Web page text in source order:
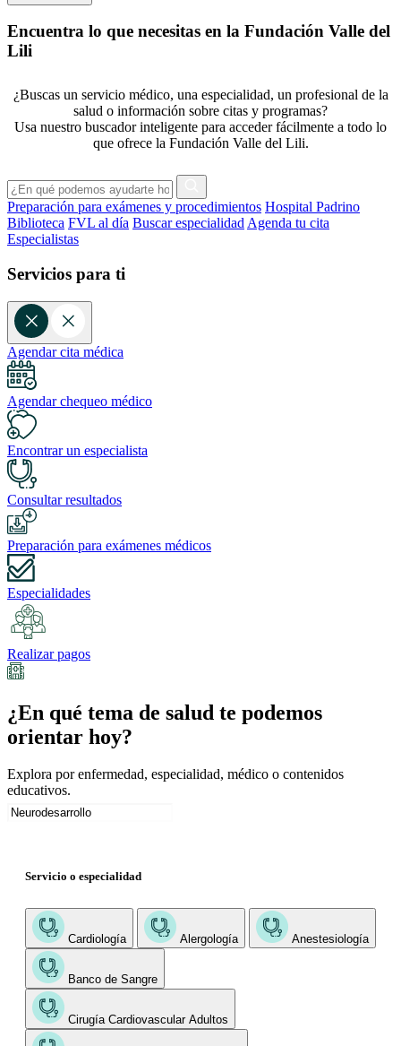
Encuentra lo que necesitas en la Fundación Valle del
Lili
¿Buscas un servicio médico, una especialidad, un profesional de la
salud o información sobre citas y programas?
Usa nuestro buscador inteligente para acceder fácilmente a todo lo
que ofrece la Fundación Valle del Lili.
Preparación para exámenes y procedimientos Hospital Padrino
Biblioteca FVL al día Buscar especialidad Agenda tu cita
Especialistas
Servicios para ti
Agendar cita médica
Agendar chequeo médico
Encontrar un especialista
Consultar resultados
Preparación para exámenes médicos
Especialidades
Realizar pagos
¿En qué tema de salud te podemos
orientar hoy?
Explora por enfermedad, especialidad, médico o contenidos
educativos.
Servicio o especialidad
Cardiología Alergología Anestesiología
Banco de Sangre
Cirugía Cardiovascular Adultos